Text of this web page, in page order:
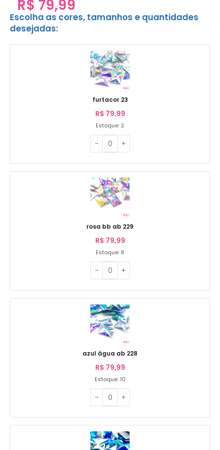
R$ 79,99
Escolha as cores, tamanhos e quantidades
desejadas:
furtacor 23
R$ 79,99
Estoque: 2
rosa bb ab 229
R$ 79,99
Estoque: 8
azul água ab 228
R$ 79,99
Estoque: 10